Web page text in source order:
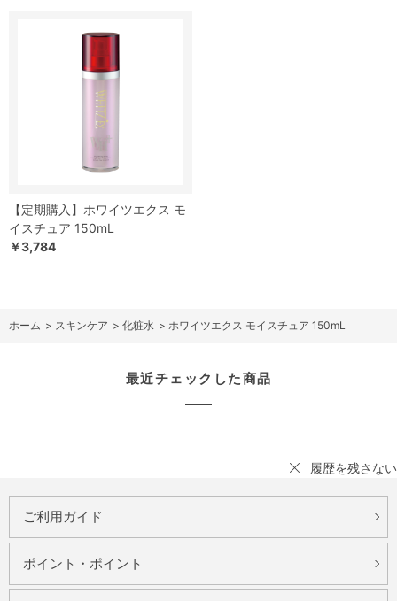
【定期購入】ホワイツエクス モ
イスチュア 150mL
￥3,784
ホーム > スキンケア > 化粧水 > ホワイツエクス モイスチュア 150mL
最近チェックした商品
履歴を残さない
ご利用ガイド
ポイント・ポイント